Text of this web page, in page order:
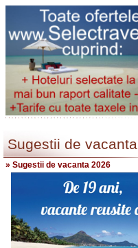
Sugestii de vacanta
» Sugestii de vacanta 2026